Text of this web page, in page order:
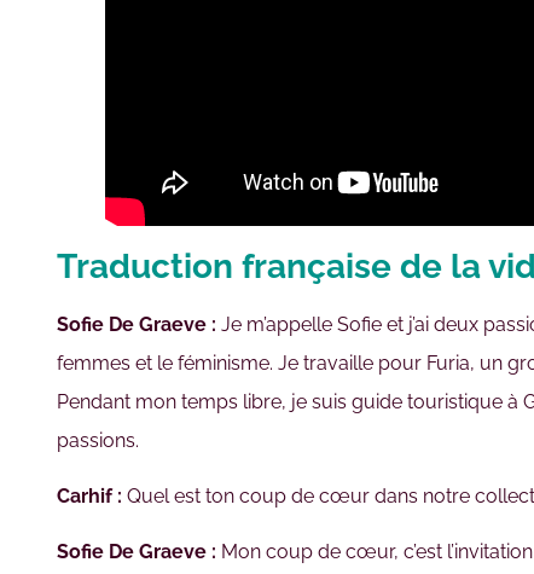
Traduction française de la
Sofie De Graeve : Je m’appelle Sofie et j’ai deux
femmes et le féminisme. Je travaille pour Furia, un
Pendant mon temps libre, je suis guide touristique à
passions.
Carhif : Quel est ton coup de cœur dans notre
Sofie De Graeve : Mon coup de cœur, c’est